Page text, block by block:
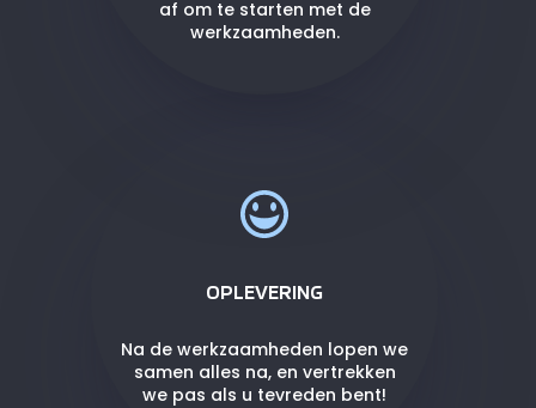
af om te starten met de
werkzaamheden.
OPLEVERING
Na de werkzaamheden lopen we
samen alles na, en vertrekken
we pas als u tevreden bent!